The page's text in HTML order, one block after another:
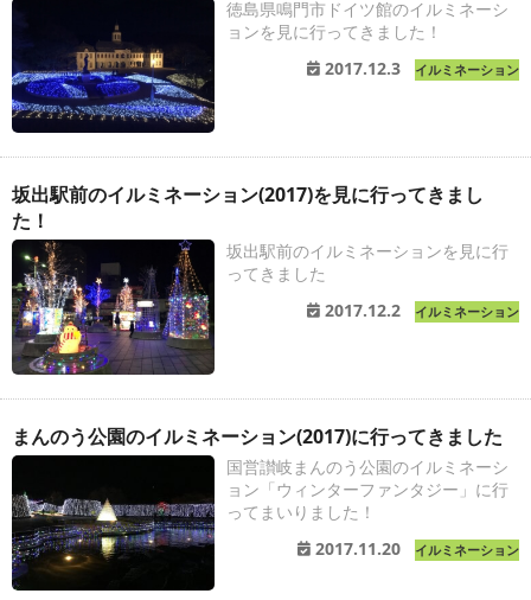
徳島県鳴門市ドイツ館のイルミネーシ
ョンを見に行ってきました！
2017.12.3
イルミネーション
坂出駅前のイルミネーション(2017)を見に行ってきまし
た！
坂出駅前のイルミネーションを見に行
ってきました
2017.12.2
イルミネーション
まんのう公園のイルミネーション(2017)に行ってきました
国営讃岐まんのう公園のイルミネーシ
ョン「ウィンターファンタジー」に行
ってまいりました！
2017.11.20
イルミネーション